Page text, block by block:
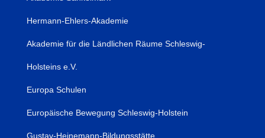
Hermann-Ehlers-Akademie
Akademie für die Ländlichen Räume Schleswig-
Holsteins e.V.
Europa Schulen
Europäische Bewegung Schleswig-Holstein
Gustav-Heinemann-Bildungsstätte